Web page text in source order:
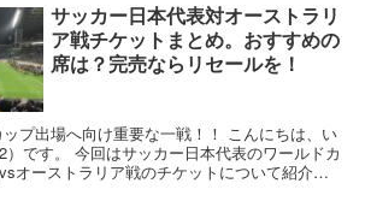
サッカー日本代表対オーストラリ
ア戦チケットまとめ。おすすめの
席は？完売ならリセールを！
へ向け重要な一戦！！ こんにちは、い
日本代表のワールドカ
オーストラリア戦のチケットについて紹介し